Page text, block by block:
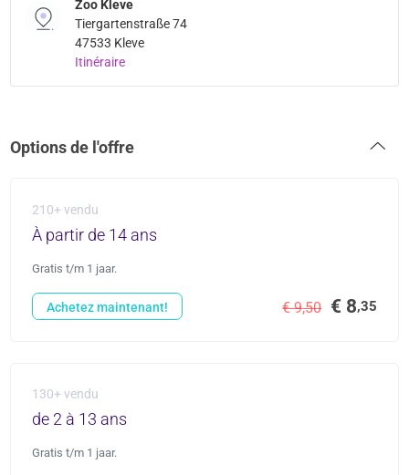
Zoo Kleve
Tiergartenstraße 74
47533 Kleve
Itinéraire
Options de l'offre
210+ vendu
À partir de 14 ans
Gratis t/m 1 jaar.
€ 9,50 € 8,35
Achetez maintenant!
130+ vendu
de 2 à 13 ans
Gratis t/m 1 jaar.